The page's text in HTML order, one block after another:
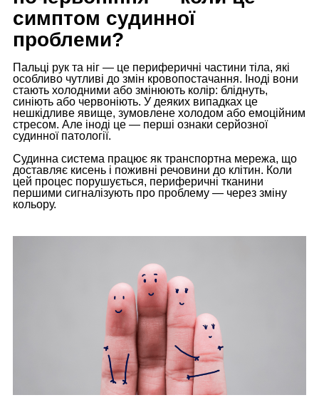
симптом судинної
проблеми?
Пальці рук та ніг — це периферичні частини тіла, які
особливо чутливі до змін кровопостачання. Іноді вони
стають холодними або змінюють колір: бліднуть,
синіють або червоніють. У деяких випадках це
нешкідливе явище, зумовлене холодом або емоційним
стресом. Але іноді це — перші ознаки серйозної
судинної патології.
Судинна система працює як транспортна мережа, що
доставляє кисень і поживні речовини до клітин. Коли
цей процес порушується, периферичні тканини
першими сигналізують про проблему — через зміну
кольору.